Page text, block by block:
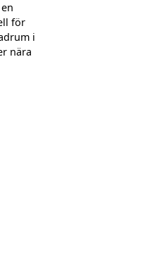
för
i
nära